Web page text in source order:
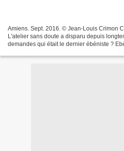
Amiens. Sept. 2016. © Jean-Louis Crimon
L'atelier sans doute a disparu depuis
demandes qui était le dernier ébéniste ?